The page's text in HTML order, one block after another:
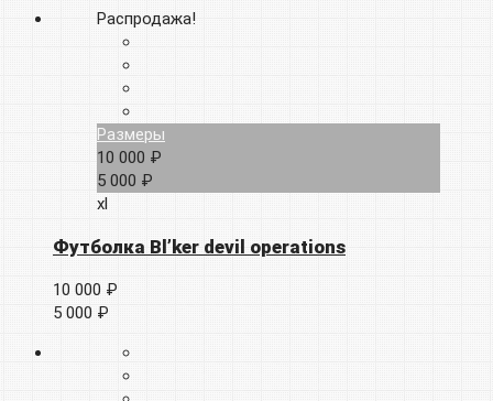
Распродажа!
Размеры
10 000 ₽
5 000 ₽
xl
Футболка Bl’ker devil operations
10 000 ₽
5 000 ₽